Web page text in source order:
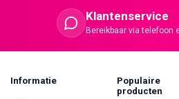
Klantenservice
Bereikbaar via telefoon
Informatie
Populaire
producten